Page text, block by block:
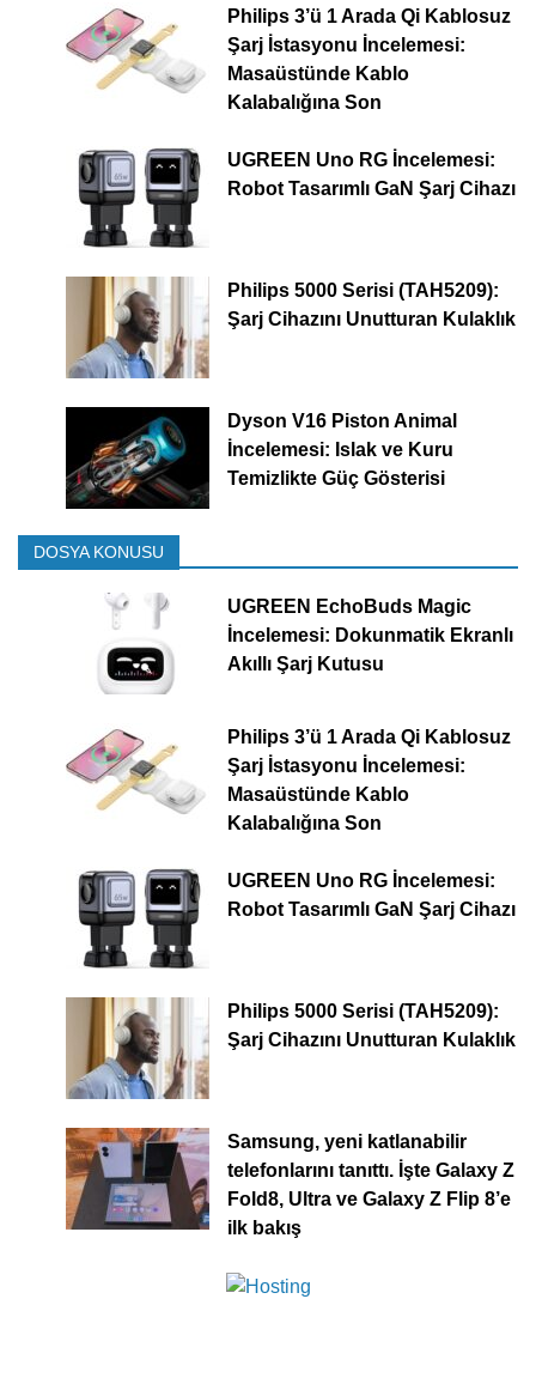
Philips 3’ü 1 Arada Qi Kablosuz
Şarj İstasyonu İncelemesi:
Masaüstünde Kablo
Kalabalığına Son
UGREEN Uno RG İncelemesi:
Robot Tasarımlı GaN Şarj Cihazı
Philips 5000 Serisi (TAH5209):
Şarj Cihazını Unutturan Kulaklık
Dyson V16 Piston Animal
İncelemesi: Islak ve Kuru
Temizlikte Güç Gösterisi
DOSYA KONUSU
UGREEN EchoBuds Magic
İncelemesi: Dokunmatik Ekranlı
Akıllı Şarj Kutusu
Philips 3’ü 1 Arada Qi Kablosuz
Şarj İstasyonu İncelemesi:
Masaüstünde Kablo
Kalabalığına Son
UGREEN Uno RG İncelemesi:
Robot Tasarımlı GaN Şarj Cihazı
Philips 5000 Serisi (TAH5209):
Şarj Cihazını Unutturan Kulaklık
Samsung, yeni katlanabilir
telefonlarını tanıttı. İşte Galaxy Z
Fold8, Ultra ve Galaxy Z Flip 8’e
ilk bakış